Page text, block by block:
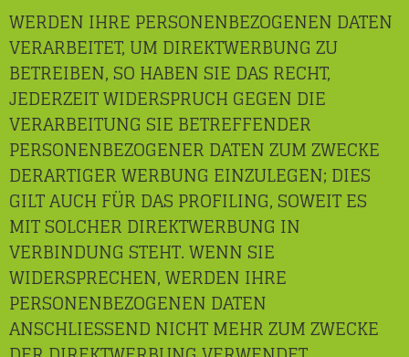
WERDEN IHRE PERSONENBEZOGENEN DATEN
VERARBEITET, UM DIREKTWERBUNG ZU
BETREIBEN, SO HABEN SIE DAS RECHT,
JEDERZEIT WIDERSPRUCH GEGEN DIE
VERARBEITUNG SIE BETREFFENDER
PERSONENBEZOGENER DATEN ZUM ZWECKE
DERARTIGER WERBUNG EINZULEGEN; DIES
GILT AUCH FÜR DAS PROFILING, SOWEIT ES
MIT SOLCHER DIREKTWERBUNG IN
VERBINDUNG STEHT. WENN SIE
WIDERSPRECHEN, WERDEN IHRE
PERSONENBEZOGENEN DATEN
ANSCHLIESSEND NICHT MEHR ZUM ZWECKE